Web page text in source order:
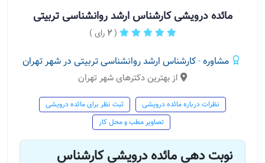
مائده درویشی کارشناس ارشد روانشناسی تربیتی
(
2 رای )
مشاوره-کارشناس ارشد روانشناسی تربیتی در شهر تهران
از بهترین دکترهای شهر تهران
نظرات درباره مائده درویشی
ثبت نظر برای مائده درویشی
تصاویر مطب و محل کار
نوبت دهی مائده درویشی کارشناس